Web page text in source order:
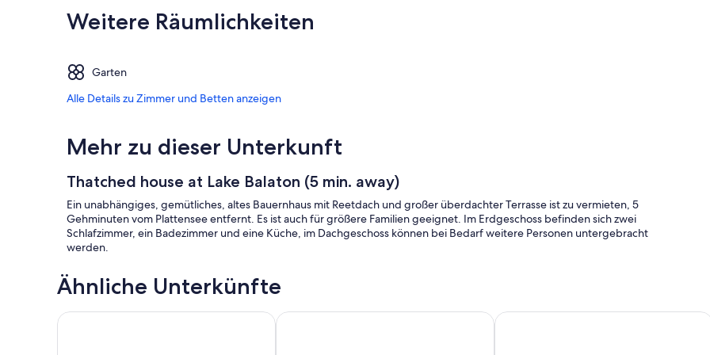
Weitere Räumlichkeiten
Garten
Alle Details zu Zimmer und Betten anzeigen
Mehr zu dieser Unterkunft
Thatched house at Lake Balaton (5 min. away)
Ein unabhängiges, gemütliches, altes Bauernhaus mit Reetdach und großer überdachter Terrasse ist zu vermieten, 5
Gehminuten vom Plattensee entfernt. Es ist auch für größere Familien geeignet. Im Erdgeschoss befinden sich zwei
Schlafzimmer, ein Badezimmer und eine Küche, im Dachgeschoss können bei Bedarf weitere Personen untergebracht
werden.
Ähnliche Unterkünfte
Ferienwohnung in ruhiger und sonniger Lage5 Min zum Thermalsee, gr. 3 Zi. Whg mit 20 qm Dachterrasse, Klima,
Panorama by Interhome